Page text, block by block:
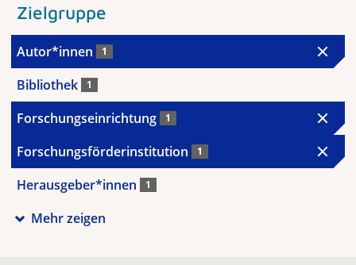
Zielgruppe
Autor*innen 1
Bibliothek 1
Forschungseinrichtung 1
Forschungsförderinstitution 1
Herausgeber*innen 1
Mehr zeigen